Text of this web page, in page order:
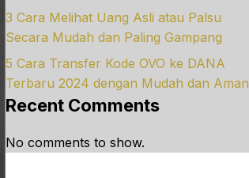
3 Cara Melihat Uang Asli atau Palsu
Secara Mudah dan Paling Gampang
5 Cara Transfer Kode OVO ke DANA
Terbaru 2024 dengan Mudah dan Aman
Recent Comments
No comments to show.